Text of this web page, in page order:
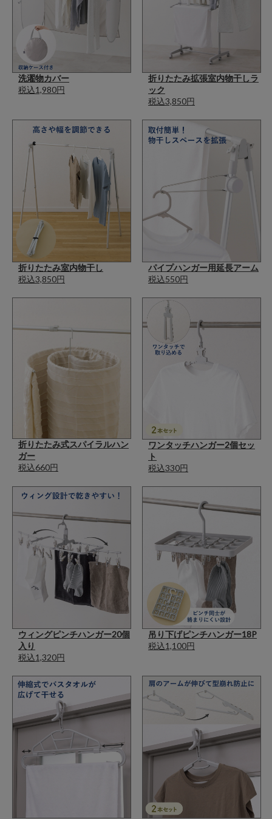
洗濯物カバー
税込1,980円
折りたたみ拡張室内物干しラ
ック
税込3,850円
折りたたみ室内物干し
税込3,850円
パイプハンガー用延長アーム
税込550円
折りたたみ式スパイラルハン
ガー
税込660円
ワンタッチハンガー2個セッ
ト
税込330円
ウィングピンチハンガー20個
入り
税込1,320円
吊り下げピンチハンガー18P
税込1,100円